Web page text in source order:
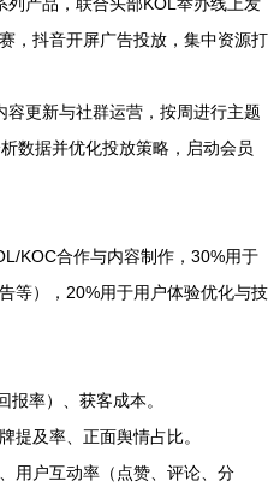
，抖音开屏广告投放，集中资源打
容更新与社群运营，按周进行主题
数据并优化投放策略，启动会员
KOC合作与内容制作，30%用于
等），20%用于用户体验优化与技
率）、获客成本。
提及率、正面舆情占比。
用户互动率（点赞、评论、分